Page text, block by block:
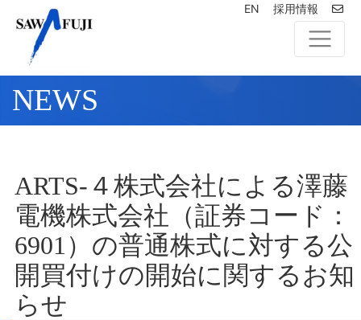
EN 採用情報
NEWS
ARTS-４株式会社による澤藤
電機株式会社（証券コード：
6901）の普通株式に対する公
開買付けの開始に関するお知
らせ